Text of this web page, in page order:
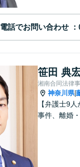
電話でお問い合わせ
笹田 典
湘南合同法律
神奈川県|
【弁護士9
事件、離婚